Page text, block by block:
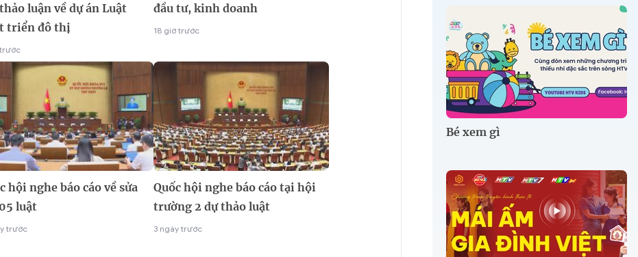
luận về dự án Luật
triển đô thị
đầu tư, kinh doanh
18 giờ trước
hội nghe báo cáo về sửa
luật
trước
Quốc hội nghe báo cáo tại hội
trường 2 dự thảo luật
3 ngày trước
Bé xem gì